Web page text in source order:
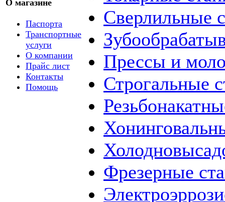
О магазине
Паспорта
Транспортные
услуги
О компании
Прайс лист
Контакты
Помощь
Сверлильные
Прессы и
Строгальные
Фрезерные